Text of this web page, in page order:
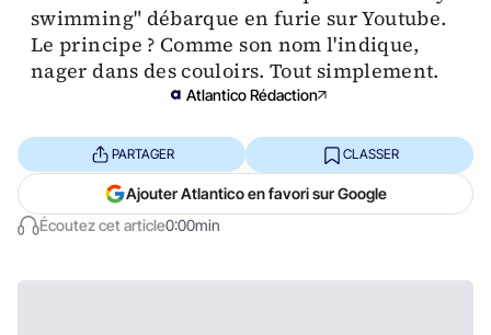
swimming" débarque en furie sur Youtube.
Le principe ? Comme son nom l'indique,
nager dans des couloirs. Tout simplement.
Atlantico Rédaction
Écoutez cet article0:00min
PARTAGER CLASSER
Ajouter Atlantico en favori sur Google